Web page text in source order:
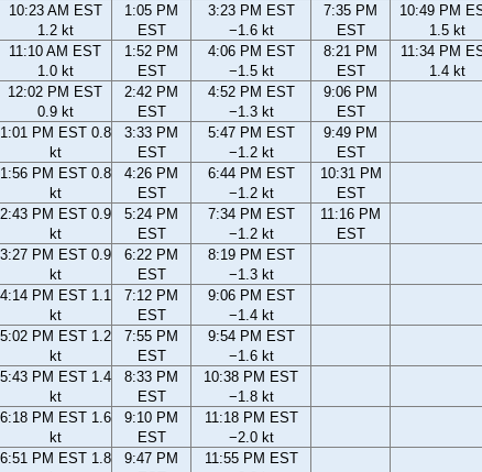
10:23 AM EST
1.2 kt
1:05 PM
EST
3:23 PM EST
−1.6 kt
7:35 PM
EST
10:49 PM
1.5 kt
11:10 AM EST
1.0 kt
1:52 PM
EST
4:06 PM EST
−1.5 kt
8:21 PM
EST
11:34 PM
1.4 kt
12:02 PM EST
0.9 kt
2:42 PM
EST
4:52 PM EST
−1.3 kt
9:06 PM
EST
1:01 PM EST 0.8
kt
3:33 PM
EST
5:47 PM EST
−1.2 kt
9:49 PM
EST
1:56 PM EST 0.8
kt
4:26 PM
EST
6:44 PM EST
−1.2 kt
10:31 PM
EST
2:43 PM EST 0.9
kt
5:24 PM
EST
7:34 PM EST
−1.2 kt
11:16 PM
EST
3:27 PM EST 0.9
kt
6:22 PM
EST
8:19 PM EST
−1.3 kt
4:14 PM EST 1.1
kt
7:12 PM
EST
9:06 PM EST
−1.4 kt
5:02 PM EST 1.2
kt
7:55 PM
EST
9:54 PM EST
−1.6 kt
5:43 PM EST 1.4
kt
8:33 PM
EST
10:38 PM EST
−1.8 kt
6:18 PM EST 1.6
kt
9:10 PM
EST
11:18 PM EST
−2.0 kt
6:51 PM EST 1.8
9:47 PM
11:55 PM EST